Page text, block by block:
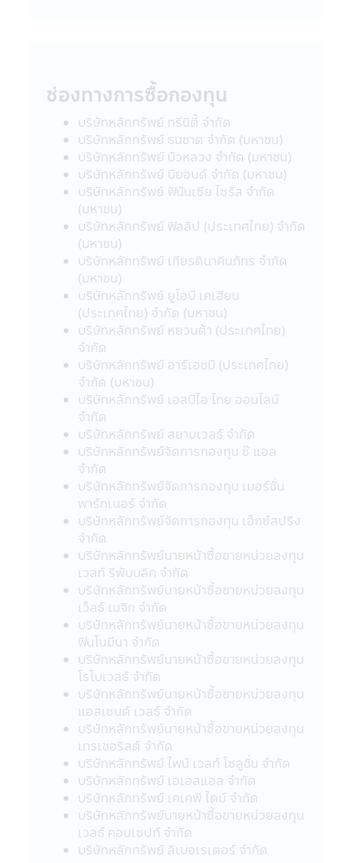
• ผู้ลงทุนไม่สามารถนำหน่วยลงทุนของกองทุน
รวมเพื่อการเลี้ยงชีพและกองทุนรวมหุ้นระยะ
ยาวไปจำหน่าย จ่าย โอน จำนำ หรือนำไปเป็น
หลักประกัน
• สำหรับการลงทุนในกองทุนรวมเพื่อการ
เลี้ยงชีพ และกองทุนรวมหุ้นระยะยาว ผู้ถือ
หน่วยลงทุน (ของกองทุนรวม) จะต้องปฏิบัติ
ตามเงื่อนไขการลงทุน และเงื่อนไขที่กำหนดโดย
กรมสรรพากรอย่างเคร่งครัดทุกประการ (ซึ่ง
สามารถศึกษาได้จากคู่มือการลงทุนที่บริษัท
จัดการได้จัดให้) มิฉะนั้นผู้ลงทุนจะไม่ได้รับสิทธิ
ประโยชน์ทางภาษี และ/หรือ ผู้ลงทุนอาจถูกหัก
หรือไม่สามารถขอคืนภาษี ณ ที่จ่ายจากกำไรที่
เกิดขึ้นตลอดจนผู้ลงทุนจะต้องคืนสิทธิประโยชน์
ทางภาษีที่เคยได้รับภายในกำหนดเวลา และ/
หรือ อาจจะต้องชำระเงินเพิ่ม และเบี้ยปรับตาม
ประมวลรัษฎากร อนึ่ง ผู้ลงทุนจะต้องเก็บ
เอกสารการลงทุนในกองทุนรวมถึงหลักฐาน
เพื่อพิสูจน์ว่าท่านได้ปฏิบัติตามเงื่อนไขของการ
ลงทุนที่กำหนดดังกล่าวอย่างครบถ้วน ทั้งนี้เพื่อ
ประโยชน์ในการยืนยันสิทธิประโยชน์ในทางภาษี
ของท่านหากถูกเรียกถามในอนาคต อนึ่ง ผู้
ลงทุนควรขอรับ และศึกษาข้อมูลในหนังสือชี้
ชวน และคู่มือการลงทุนให้เข้าใจ หรือสอบถาม
รายละเอียดเพิ่มเติมได้ที่ บริษัทจัดการ หรือผู้
ขายหน่วยลงทุน
• กรณีกองทุนรวมที่มีการลงทุนในต่าง
ประเทศ และไม่ได้ป้องกันความเสี่ยงของอัตรา
แลกเปลี่ยนทั้งจำนวน ผู้ลงทุนอาจจะขาดทุน
หรือได้รับกำไรจากอัตราแลกเปลี่ยน หรือได้รับ
เงินคืนต่ำกว่าเงินลงทุนเริ่มแรกได้
• กองทุนรวมมีประกัน ผู้ลงทุนที่ถือหน่วยที่
ลงทุนจนครบระยะเวลาการประกันที่กำหนดใน
หนังสือชี้ชวนนี้จะได้รับชำระเงินลงทุนคืนตาม
เงื่อนไขในการรับประกันอย่างไรก็ดี การประกัน
ดังกล่าวไม่ได้รวมถึงการประกันความสามารถ
ในการชำระหนี้ในอนาคตของผู้ประกัน
• กองทุนรวมมุ่งรักษาเงินต้น เป็นเพียงชื่อ
เรียกประเภทของกองทุนรวมที่จัดนโยบายการ
ลงทุนเพื่อให้เงินต้นของผู้ถือหน่วยลงทุนมีความ
เสี่ยงต่ำ โดยกองทุนรวมดังกล่าว มิได้รับประกัน
เงินลงทุนหรือผลตอบแทนจากการลงทุนแต่
อย่างใด
นโยบายความเป็นส่วนตัว
ช่องทางการซื้อกองทุน
บริษัทหลักทรัพย์ ทรีนิตี้ จำกัด
บริษัทหลักทรัพย์ ธนชาต จำกัด (มหาชน)
บริษัทหลักทรัพย์ บัวหลวง จำกัด (มหาชน)
บริษัทหลักทรัพย์ บียอนด์ จำกัด (มหาชน)
บริษัทหลักทรัพย์ ฟินันเซีย ไซรัส จำกัด
(มหาชน)
บริษัทหลักทรัพย์ ฟิลลิป (ประเทศไทย) จำกัด
(มหาชน)
บริษัทหลักทรัพย์ เกียรตินาคินภัทร จำกัด
(มหาชน)
บริษัทหลักทรัพย์ ยูโอบี เคเฮียน
(ประเทศไทย) จำกัด (มหาชน)
บริษัทหลักทรัพย์ หยวนต้า (ประเทศไทย)
จำกัด
บริษัทหลักทรัพย์ อาร์เอชบี (ประเทศไทย)
จำกัด (มหาชน)
บริษัทหลักทรัพย์ เอสบีไอ ไทย ออนไลน์
จำกัด
บริษัทหลักทรัพย์ สยามเวลธ์ จำกัด
บริษัทหลักทรัพย์จัดการกองทุน ซ๊ แอล
จำกัด
บริษัทหลักทรัพย์จัดการกองทุน เมอร์ชั่น
พาร์ทเนอร์ จำกัด
บริษัทหลักทรัพย์จัดการกองทุน เอ็กซ์สปริง
จำกัด
บริษัทหลักทรัพย์นายหน้าซื้อขายหน่วยลงทุน
เวลท์ รีพับบลิค จำกัด
บริษัทหลักทรัพย์นายหน้าซื้อขายหน่วยลงทุน
เว็ลธ์ เมจิก จำกัด
บริษัทหลักทรัพย์นายหน้าซื้อขายหน่วยลงทุน
ฟินโนมีนา จำกัด
บริษัทหลักทรัพย์นายหน้าซื้อขายหน่วยลงทุน
โรโบเวลธ์ จำกัด
บริษัทหลักทรัพย์นายหน้าซื้อขายหน่วยลงทุน
แอสเซนด์ เวลธ์ จำกัด
บริษัทหลักทรัพย์นายหน้าซื้อขายหน่วยลงทุน
เทรเชอริสต์ จำกัด
บริษัทหลักทรัพย์ ไพน์ เวลท์ โซลูชั่น จำกัด
บริษัทหลักทรัพย์ เอเอสแอล จำกัด
บริษัทหลักทรัพย์ เคเคพี ไดม์ จำกัด
บริษัทหลักทรัพย์นายหน้าซื้อขายหน่วยลงทุน
เวลธ์ คอนเซปท์ จำกัด
บริษัทหลักทรัพย์ ลิเบอเรเตอร์ จํากัด